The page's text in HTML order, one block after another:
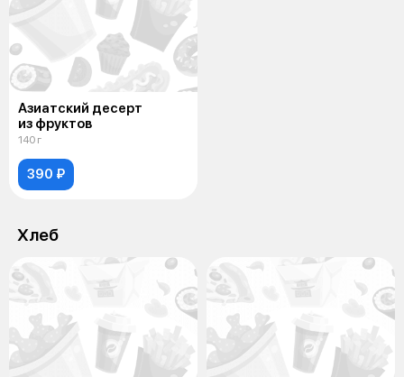
Азиатский десерт
из фруктов
140 г
390 ₽
Хлеб